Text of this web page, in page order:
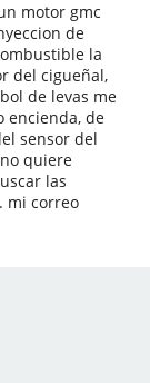
motor gmc
de
la
del cigueñal,
de levas me
encienda, de
sensor del
quiere
las
mi correo